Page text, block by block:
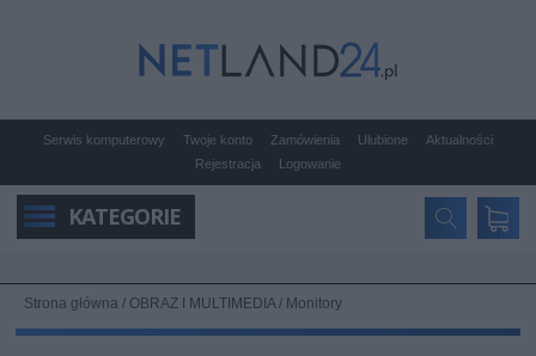
Serwis komputerowy Twoje konto Zamówienia Ulubione
Aktualności
Rejestracja
Logowanie
KATEGORIE
Strona główna / OBRAZ I MULTIMEDIA/ Monitory